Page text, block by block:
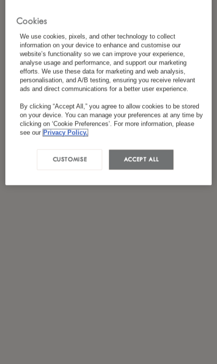
Ich habe dieDatenschutzrichtliniegelesen und
stimme ihr zu.*
Cookies
We use cookies, pixels, and other technology to collect
information on your device to enhance and customise our
website’s functionality so we can improve your experience,
analyse usage and performance, and support our marketing
efforts. We use these data for marketing and web analysis,
personalisation, and A/B testing, ensuring you receive relevant
ads and direct communications for a better user experience.
By clicking “Accept All,” you agree to allow cookies to be stored
on your device. You can manage your preferences at any time by
clicking on ‘Cookie Preferences’. For more information, please
see our Privacy Policy.
ACCEPT ALL
CUSTOMISE